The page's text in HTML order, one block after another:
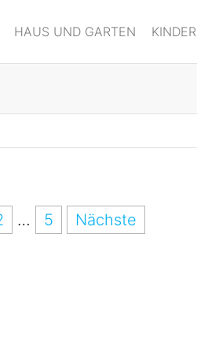
HAUS UND GARTEN KINDER
… 5 Nächste